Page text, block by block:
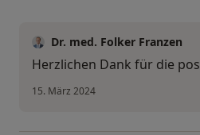
Dr. med. Folker Franzen
Herzlichen Dank für die
15. März 2024